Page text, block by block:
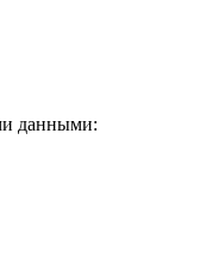
данными: